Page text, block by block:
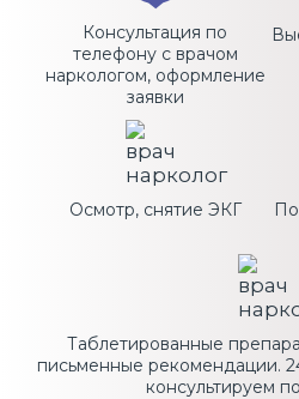
Консультация по
телефону с врачом
наркологом, оформление
заявки
Осмотр, снятие ЭКГ
Таблетированные
письменные рекомендации.
консультируем